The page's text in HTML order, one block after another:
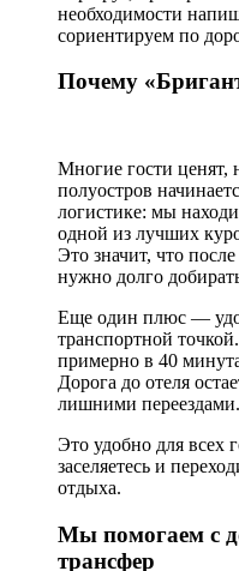
необходимости
сориентируем по
Почему
Многие гости ценят,
полуостров
логистике: мы
одной из лучших
Это значит, что
нужно долго
Еще один плюс —
транспортной
примерно в 40
Дорога до отеля
лишними переездами.
Это удобно для всех
заселяетесь и
отдыха.
Мы помогаем с
трансфер